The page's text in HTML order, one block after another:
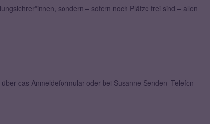
sondern – sofern noch Plätze frei sind – allen
das Anmeldeformular oder bei Susanne Senden, Telefon